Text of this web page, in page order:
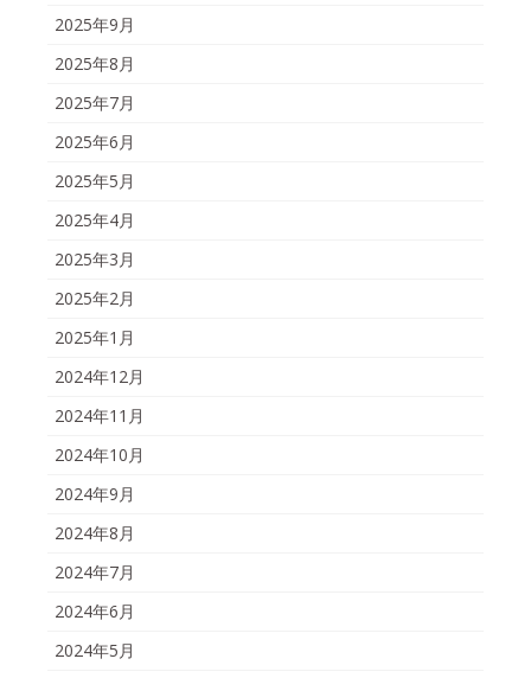
2025年9月
2025年8月
2025年7月
2025年6月
2025年5月
2025年4月
2025年3月
2025年2月
2025年1月
2024年12月
2024年11月
2024年10月
2024年9月
2024年8月
2024年7月
2024年6月
2024年5月